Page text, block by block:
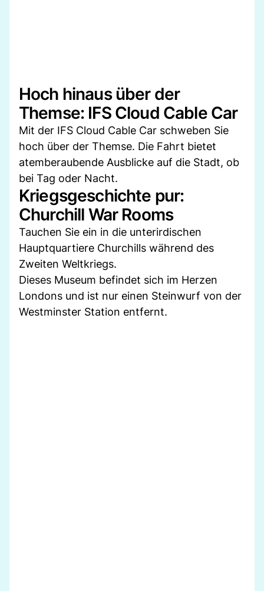
Hoch hinaus über der
Themse: IFS Cloud Cable Car
Mit der IFS Cloud Cable Car schweben Sie
hoch über der Themse. Die Fahrt bietet
atemberaubende Ausblicke auf die Stadt, ob
bei Tag oder Nacht.
Kriegsgeschichte pur:
Churchill War Rooms
Tauchen Sie ein in die unterirdischen
Hauptquartiere Churchills während des
Zweiten Weltkriegs.
Dieses Museum befindet sich im Herzen
Londons und ist nur einen Steinwurf von der
Westminster Station entfernt.